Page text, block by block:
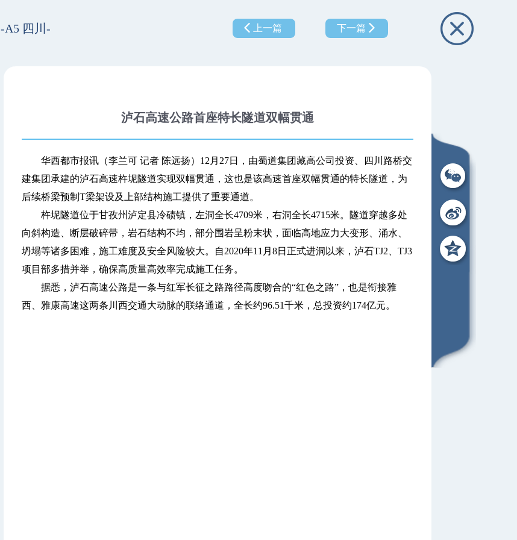
-A5 四川- 上一篇 下一篇
泸石高速公路首座特长隧道双幅贯通
华西都市报讯（李兰可 记者 陈远扬）12月27日，由蜀道集团藏高公司投资、四川路桥交
建集团承建的泸石高速杵坭隧道实现双幅贯通，这也是该高速首座双幅贯通的特长隧道，为
后续桥梁预制T梁架设及上部结构施工提供了重要通道。
杵坭隧道位于甘孜州泸定县冷碛镇，左洞全长4709米，右洞全长4715米。隧道穿越多处
向斜构造、断层破碎带，岩石结构不均，部分围岩呈粉末状，面临高地应力大变形、涌水、
坍塌等诸多困难，施工难度及安全风险较大。自2020年11月8日正式进洞以来，泸石TJ2、TJ3
项目部多措并举，确保高质量高效率完成施工任务。
据悉，泸石高速公路是一条与红军长征之路路径高度吻合的“红色之路”，也是衔接雅
西、雅康高速这两条川西交通大动脉的联络通道，全长约96.51千米，总投资约174亿元。